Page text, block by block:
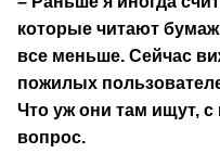
которые читают
все меньше. Сейчас
пожилых
Что уж они там ищут,
вопрос.